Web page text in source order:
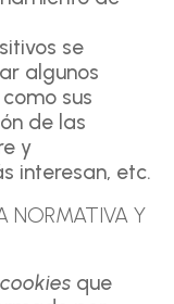
se
algunos
sus
de las
y
interesan, etc.
NORMATIVA Y
cookies que